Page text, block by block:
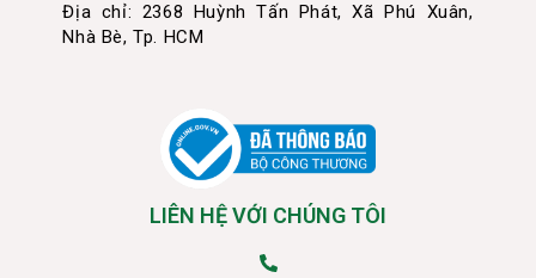
Địa chỉ: 2368 Huỳnh Tấn Phát, Xã Phú Xuân,
Nhà Bè, Tp. HCM
LIÊN HỆ VỚI CHÚNG TÔI